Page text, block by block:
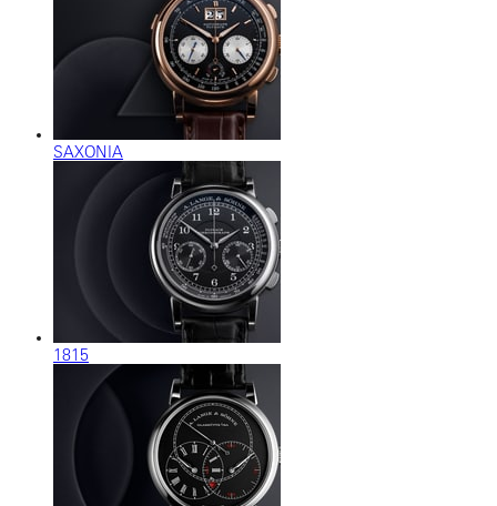
SAXONIA
1815